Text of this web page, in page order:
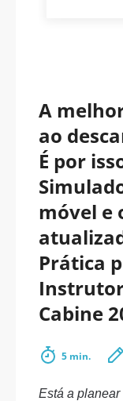
A
ao
É por
móvel e
Prática
Cabine
5 min.
Está a planear